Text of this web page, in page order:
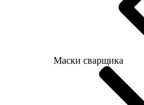
Маски сварщика